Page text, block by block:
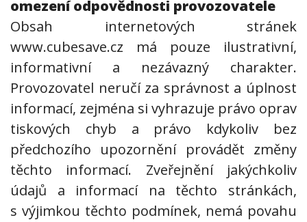
omezení odpovědnosti provozovatele
Obsah internetových stránek
www.cubesave.cz má pouze ilustrativní,
informativní a nezávazný charakter.
Provozovatel neručí za správnost a úplnost
informací, zejména si vyhrazuje právo oprav
tiskových chyb a právo kdykoliv bez
předchozího upozornění provádět změny
těchto informací. Zveřejnění jakýchkoliv
údajů a informací na těchto stránkách,
s výjimkou těchto podmínek, nemá povahu